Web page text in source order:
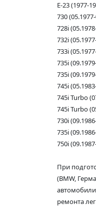
E-23 (1977-
730
728i
732i
733i
735i
735i
745i
745i Turbo
745i Turbo
730i
735i
750i
При
(BMW,
ремонта